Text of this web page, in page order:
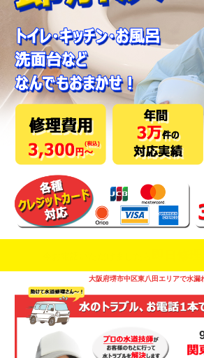
大阪府堺市中区東八田エリアで水漏